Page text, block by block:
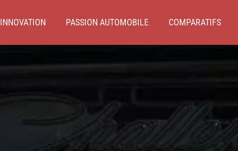
INNOVATION PASSION AUTOMOBILE COMPARATIFS